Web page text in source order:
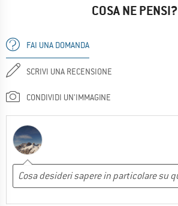
COSA NE PENSI?
FAI UNA DOMANDA
SCRIVI UNA RECENSIONE
CONDIVIDI UN'IMMAGINE